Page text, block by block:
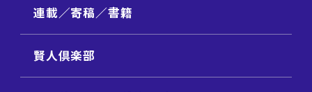
連載／寄稿／書籍
賢人倶楽部